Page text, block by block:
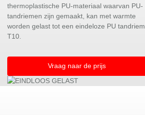
thermoplastische PU-materiaal waarvan PU-
tandriemen zijn gemaakt, kan met warmte
worden gelast tot een eindeloze PU tandriem
T10.
Vraag naar de prijs